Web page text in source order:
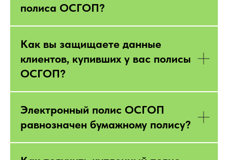
полиса ОСГОП?
Как вы защищаете данные
клиентов, купивших у вас полисы
ОСГОП?
Электронный полис ОСГОП
равнозначен бумажному полису?